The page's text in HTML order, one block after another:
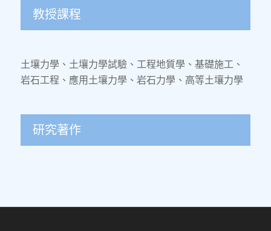
教授課程
土壤力學、土壤力學試驗、工程地質學、基礎施工、
岩石工程、應用土壤力學、岩石力學、高等土壤力學
研究著作